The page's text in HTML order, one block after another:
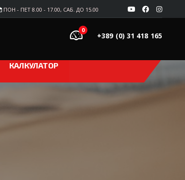
ПОН - ПЕТ 8.00 - 17.00, САБ. ДО 15.00
+389 (0) 31 418 165
0
КАЛКУЛАТОР